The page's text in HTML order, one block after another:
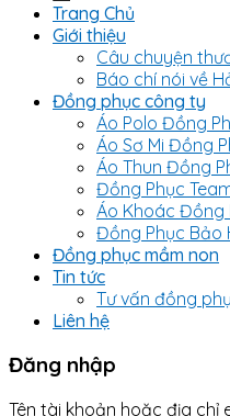
Trang Chủ
Giới thiệu
Câu chuyện
Báo chí nói về
Đồng phục công ty
Áo Polo Đồng
Áo Sơ Mi Đồng
Áo Thun Đồng
Đồng Phục
Áo Khoác Đồng
Đồng Phục Bảo
Đồng phục mầm non
Tin tức
Tư vấn đồng
Liên hệ
Đăng nhập
Tên tài khoản hoặc địa chỉ